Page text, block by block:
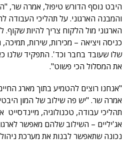
היבט נוסף הדורש טיפול, אמרה שר,
והמבנה הארגוני. על תהליכי העבודה
הארגוני מול הלקוח צריך להיות
כניסה ויציאה – מכירות, שירות,
שלו שעובד בחבר וכד'. התפקיד שלנו
את המסלול הכי פשוט".
"אנחנו רוצים להטמיע בתוך מארג
אמרה שר. "יש פה שילוב של המון
תהליכי עבודה, טכנולוגיה, מיינדסייט
אג'יליים – השילוב שלהם מאפשר
נכונה שתאפשר לבנות את מערכת ניהול